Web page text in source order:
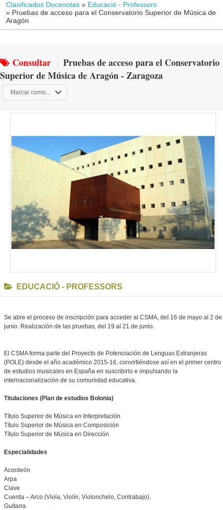
Clasificados Docenotas » Educació - Professors
» Pruebas de acceso para el Conservatorio Superior de Música de
Aragón
Consultar
Pruebas de acceso para el Conservatorio
Superior de Música de Aragón - Zaragoza
Marcar como...
EDUCACIÓ - PROFESSORS
Se abre el proceso de inscripción para acceder al CSMA, del 16 de mayo al 2 de
junio. Realización de las pruebas, del 19 al 21 de junio.
El CSMA forma parte del Proyecto de Potenciación de Lenguas Extranjeras
(POLE) desde el año académico 2015-16, convirtiéndose así en el primer centro
de estudios musicales en España en suscribirlo e impulsando la
internacionalización de su comunidad educativa.
Titulaciones (Plan de estudios Bolonia)
Título Superior de Música en Interpretación
Título Superior de Música en Composición
Título Superior de Música en Dirección
Especialidades
Acordeón
Arpa
Clave
Cuerda – Arco (Viola, Violín, Violonchelo, Contrabajo).
Guitarra